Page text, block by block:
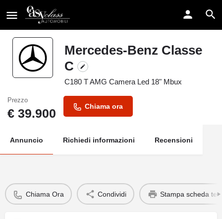
Mercedes-Benz Classe
C
C180 T AMG Camera Led 18" Mbux
Prezzo
€ 39.900 Chiama ora
Annuncio Richiedi informazioni Recensioni
Chiama Ora Condividi Stampa scheda